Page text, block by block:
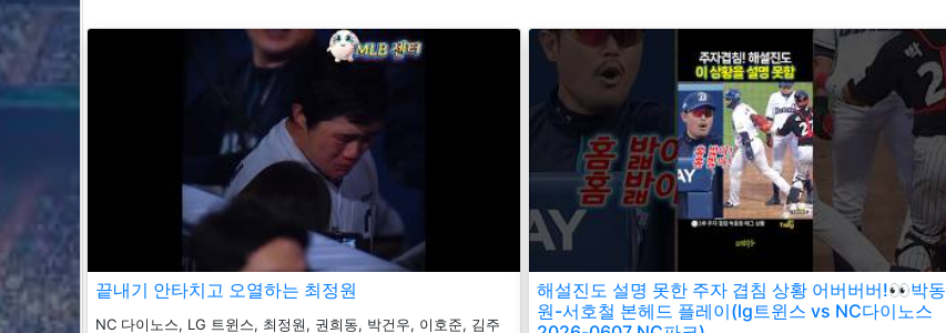
끝내기 안타치고 오열하는 최정원
NC 다이노스, LG 트윈스, 최정원, 권희동, 박건우, 이호준, 김주
해설진도 설명 못한 주자 겹침 상황 어버버버!👀박동
원-서호철 본헤드 플레이(lg트윈스 vs NC다이노스